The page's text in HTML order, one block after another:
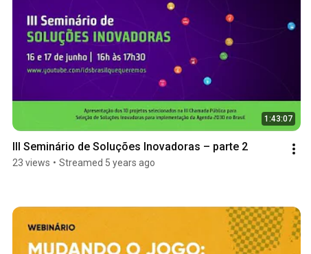
1:43:07
III Seminário de Soluções Inovadoras – parte 2
23 views • Streamed 5 years ago